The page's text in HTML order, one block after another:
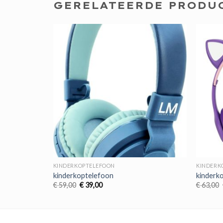
GERELATEERDE
KINDERKOPTELEFOON
kinderkoptelefoon
€59,00 Oorspronkelijke
€39,00Huidige
€63,00